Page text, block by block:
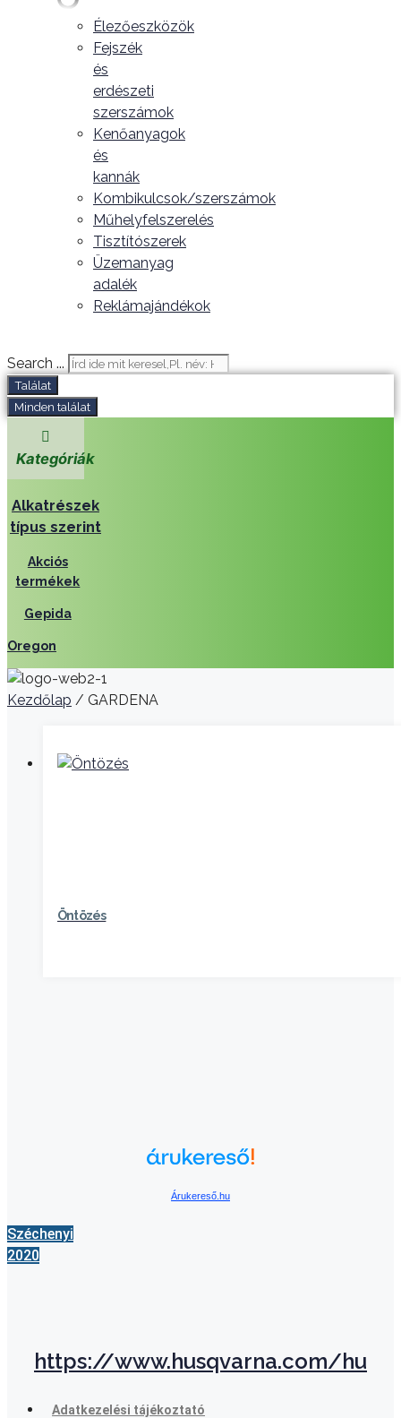
Élezőeszközök
Fejszék
és
erdészeti
szerszámok
Kenőanyagok
és
kannák
Kombikulcsok/szerszámok
Műhelyfelszerelés
Tisztítószerek
Üzemanyag
adalék
Reklámajándékok
Search ...
Találat
Minden találat
Kategóriák
Alkatrészek
típus szerint
Akciós
termékek
Gepida
Oregon
Kezdőlap / GARDENA
Öntözés
Árukereső.hu
Széchenyi
2020
https://www.husqvarna.com/hu
Adatkezelési tájékoztató